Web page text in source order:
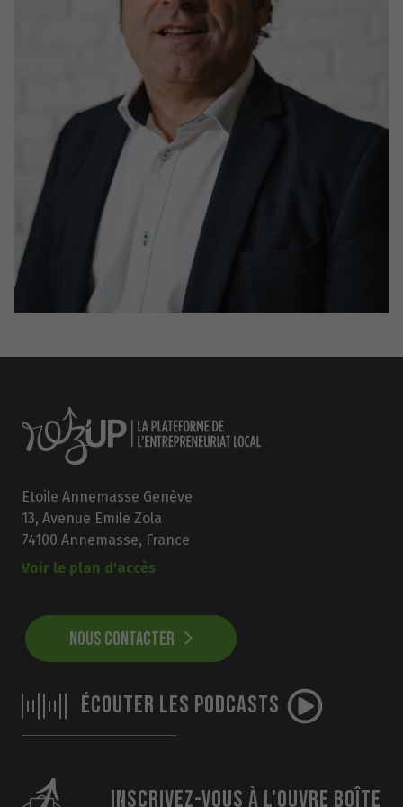
Etoile Annemasse Genève
13, Avenue Emile Zola
74100 Annemasse, France
Voir le plan d'accès
NOUS CONTACTER
ÉCOUTER LES PODCASTS
INSCRIVEZ-VOUS À L'OUVRE BOÎTE